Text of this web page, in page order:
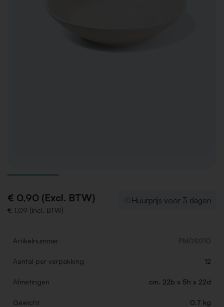
€ 0,90 (Excl. BTW)
€ 1,09 (Incl. BTW)
Huurprijs voor 3 dagen
Artikelnummer PMOS010
Aantal per verpakking 12
Afmetingen cm. 22b x 5h x 22d
Gewicht 0.7 kg